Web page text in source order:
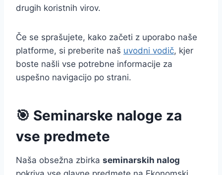
drugih koristnih virov.
Če se sprašujete, kako začeti z uporabo naše
platforme, si preberite naš uvodni vodič, kjer
boste našli vse potrebne informacije za
uspešno navigacijo po strani.
🎯 Seminarske naloge za
vse predmete
Naša obsežna zbirka seminarskih nalog